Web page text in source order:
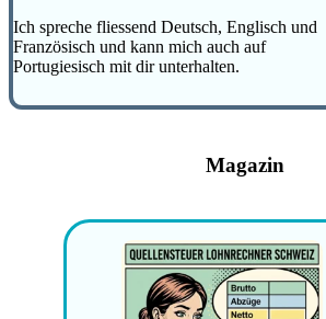
Ich spreche fliessend Deutsch, Englisch und
Französisch und kann mich auch auf
Portugiesisch mit dir unterhalten.
Magazin